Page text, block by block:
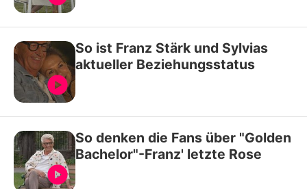
So ist Franz Stärk und Sylvias
aktueller Beziehungsstatus
So denken die Fans über "Golden
Bachelor"-Franz' letzte Rose